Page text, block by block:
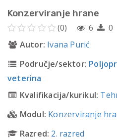
Konzerviranje hrane
(0) 6
0
Autor: Ivana Purić
Područje/sektor:
veterina
Kvalifikacija/kurikul:
Modul: Konzerviranje
Razred: 2. razred